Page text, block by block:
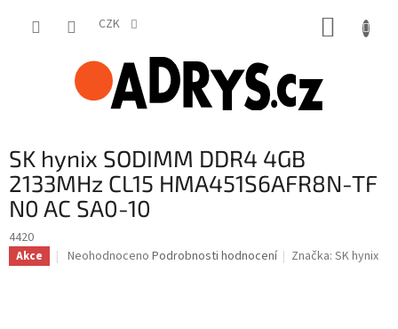
CZK
SK hynix SODIMM DDR4 4GB
2133MHz CL15 HMA451S6AFR8N-TF
N0 AC SA0-10
4420
Akce
Průměrné
Neohodnoceno Podrobnosti hodnocení Značka:SK hynix